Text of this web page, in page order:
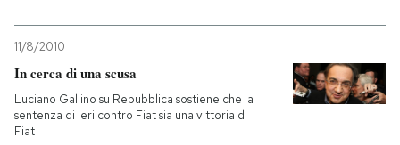
11/8/2010
In cerca di una scusa
Luciano Gallino su Repubblica sostiene che la
sentenza di ieri contro Fiat sia una vittoria di
Fiat